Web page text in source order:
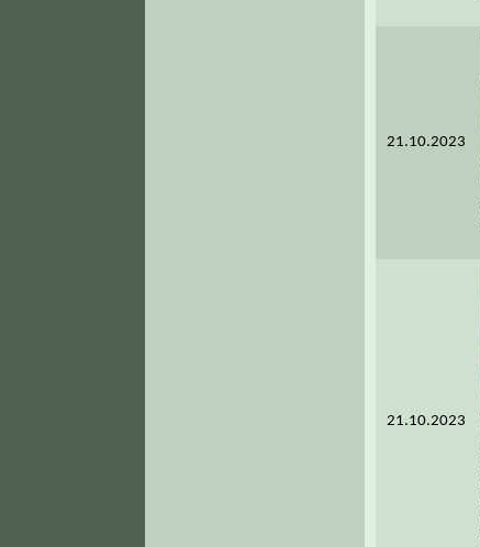
21.10.2023
21.10.2023